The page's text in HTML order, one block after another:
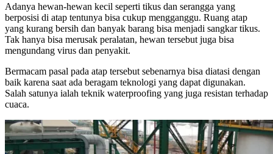
Adanya hewan-hewan kecil seperti tikus dan serangga yang
berposisi di atap tentunya bisa cukup mengganggu. Ruang atap
yang kurang bersih dan banyak barang bisa menjadi sangkar tikus.
Tak hanya bisa merusak peralatan, hewan tersebut juga bisa
mengundang virus dan penyakit.
Bermacam pasal pada atap tersebut sebenarnya bisa diatasi dengan
baik karena saat ada beragam teknologi yang dapat digunakan.
Salah satunya ialah teknik waterproofing yang juga resistan terhadap
cuaca.